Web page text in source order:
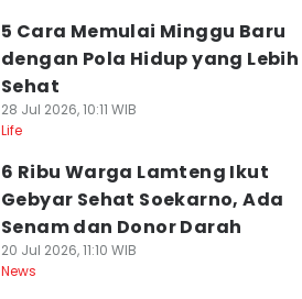
5 Cara Memulai Minggu Baru
dengan Pola Hidup yang Lebih
Sehat
28 Jul 2026, 10:11 WIB
Life
6 Ribu Warga Lamteng Ikut
Gebyar Sehat Soekarno, Ada
Senam dan Donor Darah
20 Jul 2026, 11:10 WIB
News